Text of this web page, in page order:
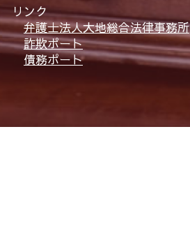
リンク
弁護士法人大地総合法律事務所
詐欺ポート
債務ポート